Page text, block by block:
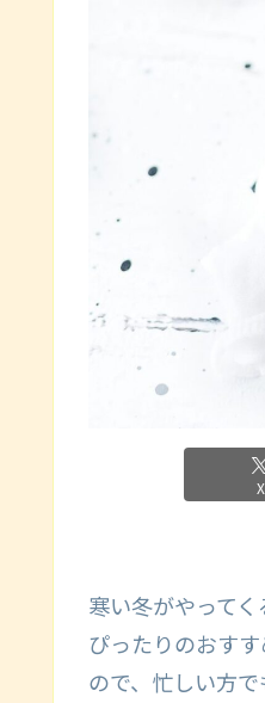
X
寒い冬がやって
ぴったりのおす
ので、忙しい方